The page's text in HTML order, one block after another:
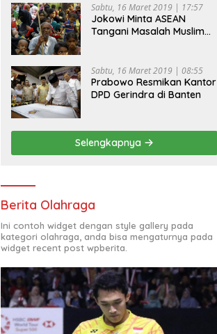
Sabtu, 16 Maret 2019 | 17:57
Jokowi Minta ASEAN
Tangani Masalah Muslim
Sabtu, 16 Maret 2019 | 08:55
Prabowo Resmikan Kantor
DPD Gerindra di Banten
Selengkapnya
Berita Olahraga
Ini contoh widget dengan style gallery pada
kategori olahraga, anda bisa mengaturnya pada
widget recent post wpberita.